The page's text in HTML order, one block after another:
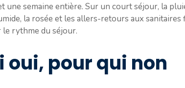
semaine entière. Sur un court séjour, la
la rosée et les allers-retours aux
le rythme du séjour.
oui, pour qui non